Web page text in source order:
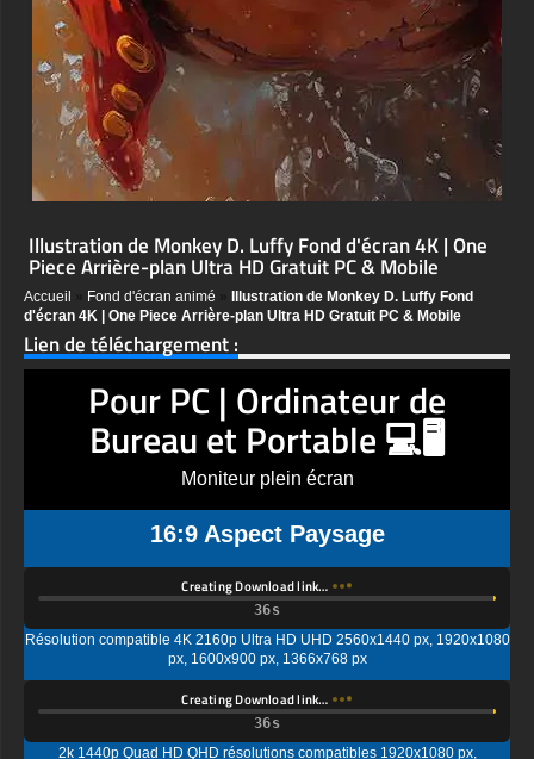
Illustration de Monkey D. Luffy Fond d'écran 4K | One
Piece Arrière-plan Ultra HD Gratuit PC & Mobile
Accueil Fond d'écran animé
Illustration de Monkey D. Luffy Fond
d'écran 4K | One Piece Arrière-plan Ultra HD Gratuit PC & Mobile
Lien de téléchargement :
Pour PC | Ordinateur de
Bureau et Portable 💻🖥️
Moniteur plein écran
16:9 Aspect Paysage
Creating Download link…
Résolution compatible 4K 2160p Ultra HD UHD 2560x1440 px, 1920x1080
px, 1600x900 px, 1366x768 px
Creating Download link…
2k 1440p Quad HD QHD résolutions compatibles 1920x1080 px,